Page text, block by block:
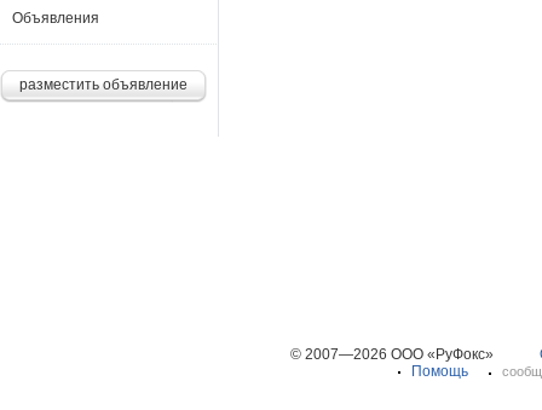
Объявления
разместить объявление
© 2007—2026 ООО «РуФокс»
Помощь